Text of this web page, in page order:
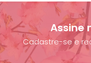
Assine
Cadastre-se e